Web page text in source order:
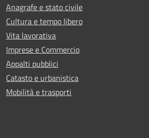
Anagrafe e stato civile
Cultura e tempo libero
Vita lavorativa
Imprese e Commercio
Appalti pubblici
Catasto e urbanistica
Mobilità e trasporti